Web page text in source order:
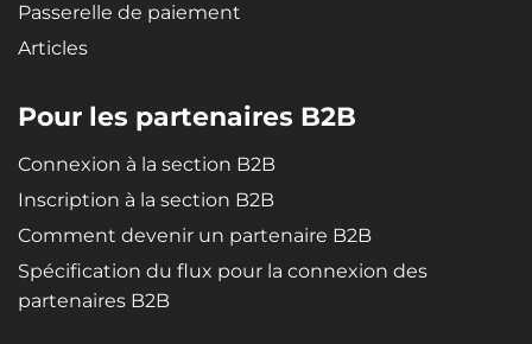
Passerelle de paiement
Articles
Pour les partenaires B2B
Connexion à la section B2B
Inscription à la section B2B
Comment devenir un partenaire B2B
Spécification du flux pour la connexion des
partenaires B2B